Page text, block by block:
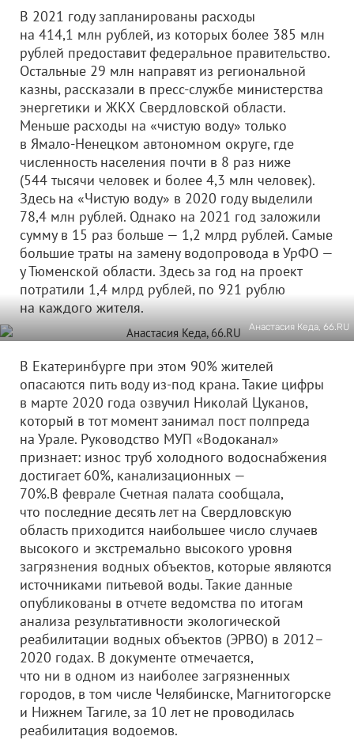
В 2021 году запланированы расходы
на 414,1 млн рублей, из которых более 385 млн
рублей предоставит федеральное правительство.
Остальные 29 млн направят из региональной
казны, рассказали в пресс-службе министерства
энергетики и ЖКХ Свердловской области.
Меньше расходы на «чистую воду» только
в Ямало-Ненецком автономном округе, где
численность населения почти в 8 раз ниже
(544 тысячи человек и более 4,3 млн человек).
Здесь на «Чистую воду» в 2020 году выделили
78,4 млн рублей. Однако на 2021 год заложили
сумму в 15 раз больше — 1,2 млрд рублей. Самые
большие траты на замену водопровода в УрФО —
у Тюменской области. Здесь за год на проект
потратили 1,4 млрд рублей, по 921 рублю
на каждого жителя.
Анастасия Кеда, 66.RU
В Екатеринбурге при этом 90% жителей
опасаются пить воду из-под крана. Такие цифры
в марте 2020 года озвучил Николай Цуканов,
который в тот момент занимал пост полпреда
на Урале. Руководство МУП «Водоканал»
признает: износ труб холодного водоснабжения
достигает 60%, канализационных —
70%.В феврале Счетная палата сообщала,
что последние десять лет на Свердловскую
область приходится наибольшее число случаев
высокого и экстремально высокого уровня
загрязнения водных объектов, которые являются
источниками питьевой воды. Такие данные
опубликованы в отчете ведомства по итогам
анализа результативности экологической
реабилитации водных объектов (ЭРВО) в 2012–
2020 годах. В документе отмечается,
что ни в одном из наиболее загрязненных
городов, в том числе Челябинске, Магнитогорске
и Нижнем Тагиле, за 10 лет не проводилась
реабилитация водоемов.